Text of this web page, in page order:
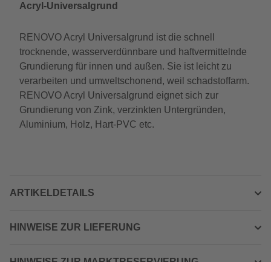
Acryl-Universalgrund
RENOVO Acryl Universalgrund ist die schnell
trocknende, wasserverdünnbare und haftvermittelnde
Grundierung für innen und außen. Sie ist leicht zu
verarbeiten und umweltschonend, weil schadstoffarm.
RENOVO Acryl Universalgrund eignet sich zur
Grundierung von Zink, verzinkten Untergründen,
Aluminium, Holz, Hart-PVC etc.
ARTIKELDETAILS
HINWEISE ZUR LIEFERUNG